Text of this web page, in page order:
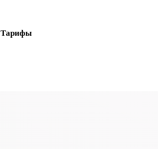
Тарифы